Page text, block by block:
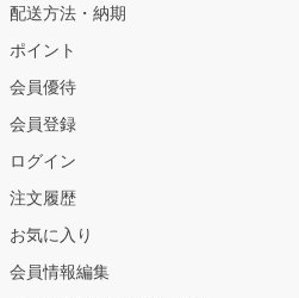
配送方法・納期
ポイント
会員優待
会員登録
ログイン
注文履歴
お気に入り
会員情報編集